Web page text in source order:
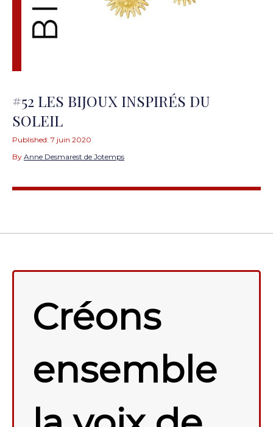
#52 LES BIJOUX INSPIRÉS DU
SOLEIL
Published: 7 juin 2020
By Anne Desmarest de Jotemps
Créons
ensemble